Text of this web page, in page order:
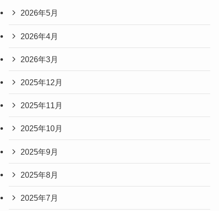
2026年5月
2026年4月
2026年3月
2025年12月
2025年11月
2025年10月
2025年9月
2025年8月
2025年7月